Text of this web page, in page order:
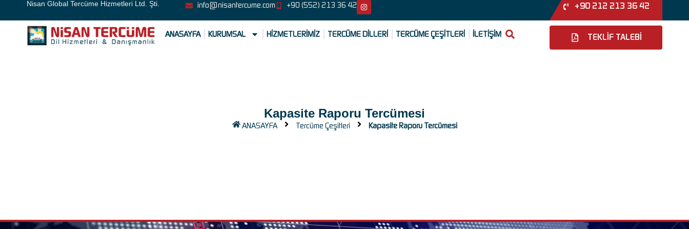
Nisan Global Tercüme Hizmetleri Ltd. Şti. info@nisantercume.com +90 (552) 213 36 42 +90 212 213 36 42
ANASAYFA KURUMSAL HİZMETLERİMİZ TERCÜME DİLLERİ TERCÜME ÇEŞİTLERİ İLETİŞİM TEKLİF TALEBİ
Kapasite Raporu Tercümesi
ANASAYFA Tercüme Çeşitleri Kapasite Raporu Tercümesi